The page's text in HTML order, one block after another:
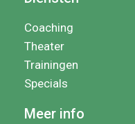
Coaching
Theater
Trainingen
Specials
Meer info